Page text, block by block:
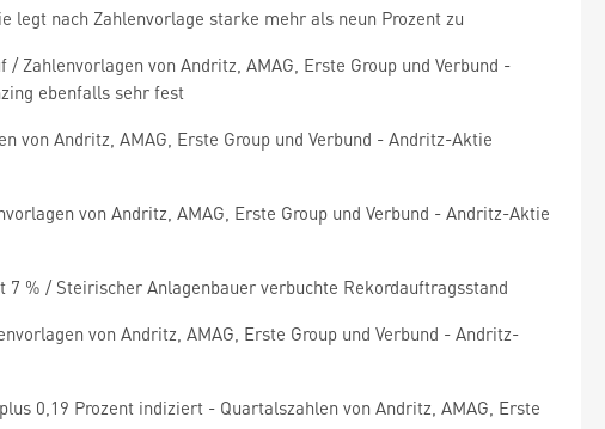
legt nach Zahlenvorlage starke mehr als neun Prozent zu
Zahlenvorlagen von Andritz, AMAG, Erste Group und Verbund -
ebenfalls sehr fest
von Andritz, AMAG, Erste Group und Verbund - Andritz-Aktie
von Andritz, AMAG, Erste Group und Verbund - Andritz-Aktie
% / Steirischer Anlagenbauer verbuchte Rekordauftragsstand
von Andritz, AMAG, Erste Group und Verbund - Andritz-
0,19 Prozent indiziert - Quartalszahlen von Andritz, AMAG, Erste